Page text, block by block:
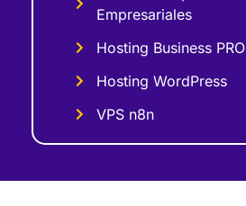
Empresariales
Hosting Business PRO
Hosting WordPress
VPS n8n